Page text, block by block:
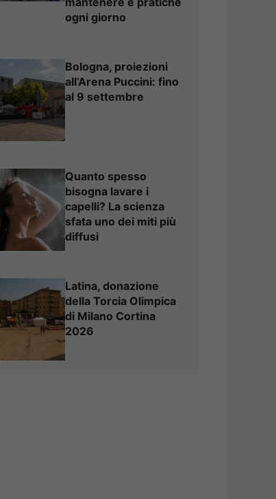
ogni giorno
Bologna, proiezioni
all’Arena Puccini: fino
al 9 settembre
Quanto spesso
bisogna lavare i
capelli? La scienza
sfata uno dei miti più
diffusi
Latina, donazione
della Torcia Olimpica
di Milano Cortina
2026